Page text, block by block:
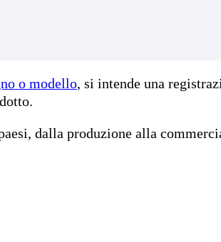
o modello, si intende una
dalla produzione alla